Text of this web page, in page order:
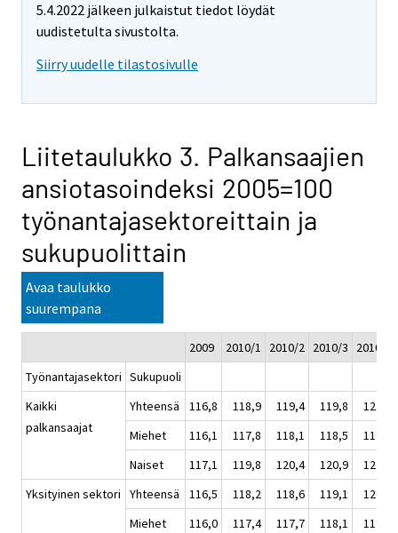
5.4.2022 jälkeen julkaistut tiedot löydät
uudistetulta sivustolta.
Siirry uudelle tilastosivulle
Liitetaulukko 3. Palkansaajien
ansiotasoindeksi 2005=100
työnantajasektoreittain ja
sukupuolittain
Avaa taulukko
suurempana
2009 2010/1 2010/2 2010/3
2010/4
Työnantajasektori Sukupuoli
Kaikki
palkansaajat
Yhteensä 116,8 118,9 119,4 119,8
121,1
Miehet
116,1 117,8 118,1 118,5
119,9
Naiset
117,1 119,8 120,4 120,9
122,0
Yksityinen sektori
Yhteensä 116,5 118,2 118,6 119,1
120,5
Miehet
116,0 117,4 117,7 118,1
119,6